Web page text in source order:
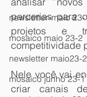
newsletter-maio 23-
mosaico maio 23-2
newsletter maio23-2
mosaico junho 23-1
parcerias para
projetos e
competitividade
Nele você vai
criar canais